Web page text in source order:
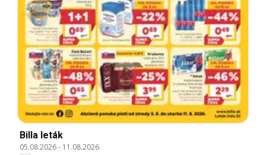
Billa leták
05.08.2026- 11.08.2026